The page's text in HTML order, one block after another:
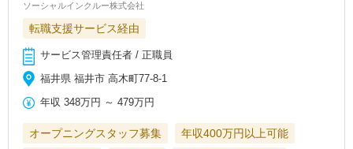
ソーシャルインクルー株式会社
転職支援サービス経由
サービス管理責任者 / 正職員
福井県 福井市 高木町77-8-1
年収 348万円 ～479万円
オープニングスタッフ募集 年収400万円以上可能